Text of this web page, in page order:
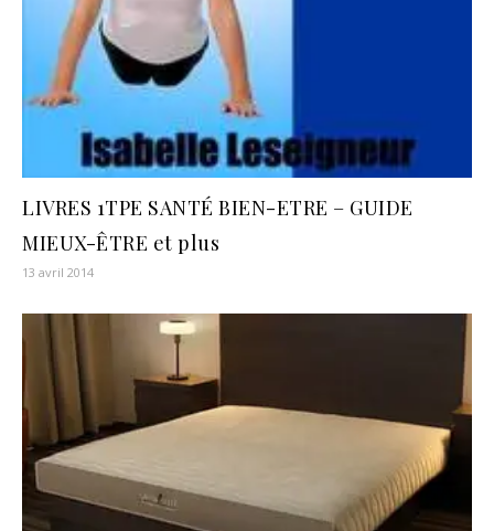
LIVRES 1TPE SANTÉ BIEN-ETRE – GUIDE
MIEUX-ÊTRE et plus
13 avril 2014